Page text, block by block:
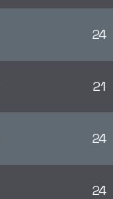
24
21
24
24